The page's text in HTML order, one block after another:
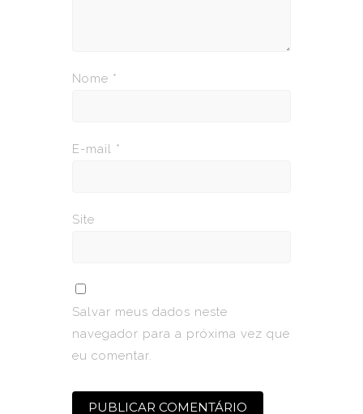
Nome *
E-mail *
Site
Salvar meus dados neste
navegador para a próxima vez que
eu comentar.